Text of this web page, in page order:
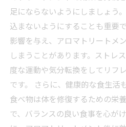
足にならないようにしましょう
込まないようにすることも重要
影響を与え、アロマトリートメ
しまうことがあります。ストレ
度な運動や気分転換をしてリフ
です。 さらに、健康的な食生活
食べ物は体を修復するための栄
で、バランスの良い食事を心が